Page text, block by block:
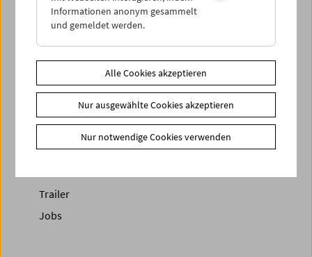
Share on
Newsletter
Fotos unserer Gäste
Trailer
Jobs
Informationen anonym gesammelt
und gemeldet werden.
Alle Cookies akzeptieren
Nur ausgewählte Cookies akzeptieren
Nur notwendige Cookies verwenden